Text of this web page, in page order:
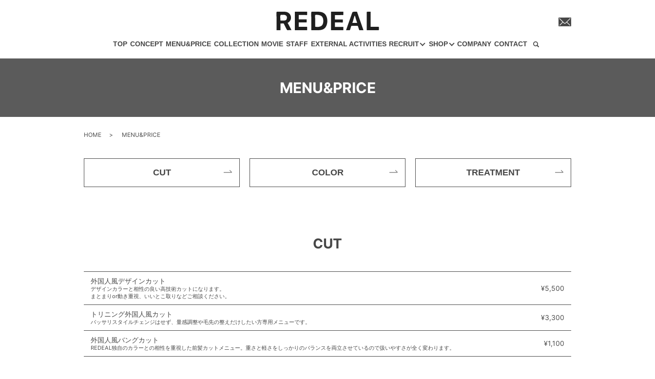
TOP CONCEPT MENU&PRICE COLLECTION MOVIE STAFF EXTERNAL ACTIVITIES RECRUIT SHOP COMPANY CONTACT
MENU&PRICE
HOME MENU&PRICE
CUT COLOR TREATMENT
CUT
外国人風デザインカット
デザインカラーと相性の良い高技術カットになります。
まとまりor動き重視、いいとこ取りなどご相談ください。
¥5,500
トリニング外国人風カット
バッサリスタイルチェンジはせず、量感調整や毛先の整えだけしたい方専用メニューです。
¥3,300
外国人風バングカット
REDEAL独自のカラーとの相性を重視した前髪カットメニュー。重さと軽さをしっかりのバランスを両立させているので扱いやすさが全く変わります。
¥1,100